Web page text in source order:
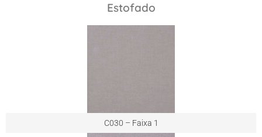
Estofado
C030 – Faixa 1